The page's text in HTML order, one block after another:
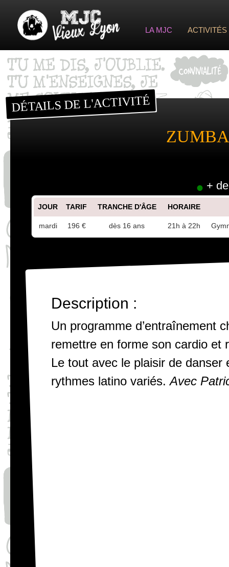
LA MJC
VIE ASSOCIATIVE ET CITOYENNE
VIE DE MAISON
VIE DE QUARTIER
ACTIVITÉS
INDEX D’ACTIVITÉS
FESTIVAL LES
FESTIVAL GONES
DÉTAILS DE L'ACTIVITÉ
ZUMBA
+
JOUR TARIF TRANCHE D'ÂGE HORAIRE
mardi 196 € dès 16 ans 21h à 22h
Description :
Un programme d’entraînement
remettre en forme son cardio et
Le tout avec le plaisir de danser
rythmes latino variés.Avec